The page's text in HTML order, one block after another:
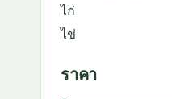
ไก่
ไข่
ราคา